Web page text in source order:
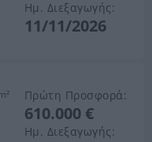
Ημ. Διεξαγωγής:
11/11/2026
Πρώτη Προσφορά:
610.000 €
Ημ. Διεξαγωγής: